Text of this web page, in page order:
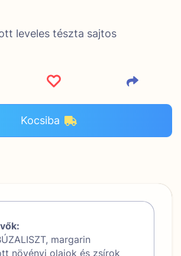
leveles tészta sajtos
Kocsiba
margarin
növényi olajok és zsírok